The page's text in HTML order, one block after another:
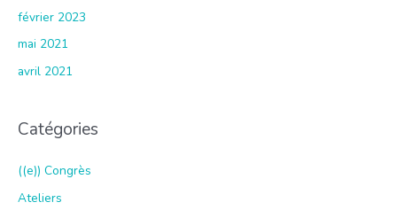
février 2023
mai 2021
avril 2021
Catégories
((e)) Congrès
Ateliers